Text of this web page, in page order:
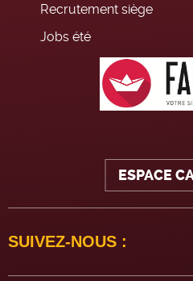
Recrutement siège
Jobs été
ESPACE
SUIVEZ-NOUS :